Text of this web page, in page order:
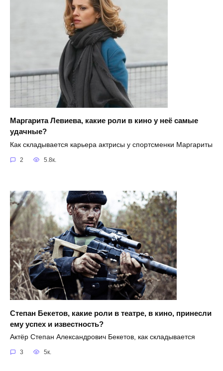
Маргарита Левиева, какие роли в кино у неё самые
удачные?
Как складывается карьера актрисы у спортсменки Маргариты
2 5.8к.
Степан Бекетов, какие роли в театре, в кино, принесли
ему успех и известность?
Актёр Степан Александрович Бекетов, как складывается
3 5к.